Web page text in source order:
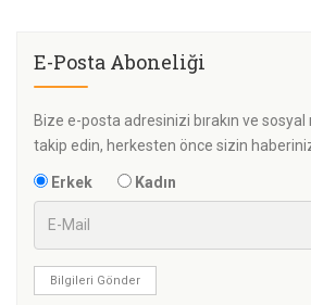
E-Posta Aboneliği
Bize e-posta adresinizi bırakın ve sosyal
takip edin, herkesten önce sizin
Erkek Kadın
Bilgileri Gönder